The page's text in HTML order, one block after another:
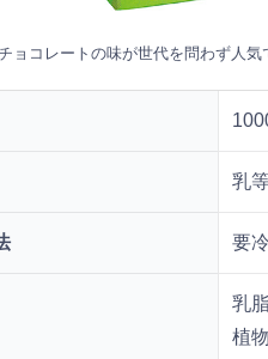
ョコレートの味が世代を問わず人気
乳
要
乳
植